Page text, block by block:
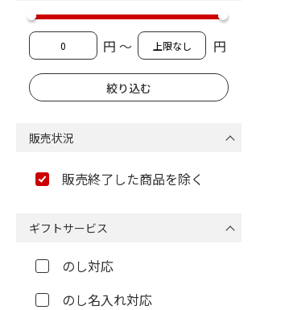
円 ～ 円
販売状況
販売終了した商品を除く
ギフトサービス
のし対応
のし名入れ対応